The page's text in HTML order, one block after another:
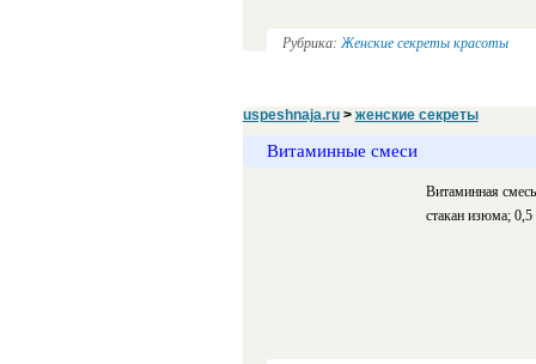
Рубрика: Женские секреты красоты
uspeshnaja.ru> женские секреты
Витаминные смеси
Витаминная
стакан изюма; 0,5